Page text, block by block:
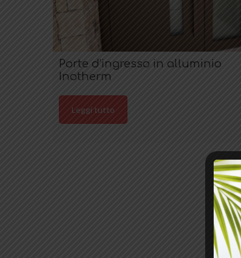
Porte d’ingresso in alluminio
Inotherm
Leggi tutto